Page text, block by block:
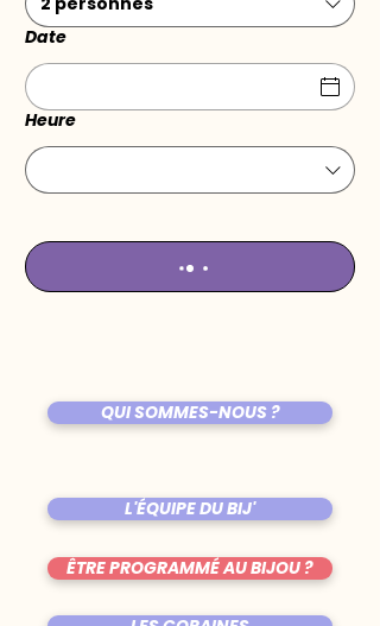
Date
Heure
QUI SOMMES-NOUS ?
L'ÉQUIPE DU BIJ'
ÊTRE PROGRAMMÉ AU BIJOU ?